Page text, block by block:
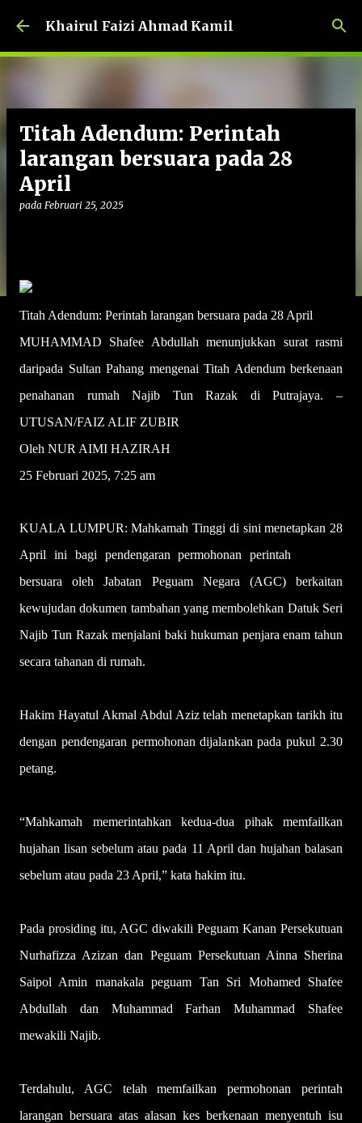
Langkau ke kandungan utama
Khairul Faizi Ahmad Kamil
Titah Adendum: Perintah
larangan bersuara pada 28
April
pada Februari 25, 2025
Titah Adendum: Perintah larangan bersuara pada 28 April
MUHAMMAD Shafee Abdullah menunjukkan surat rasmi
daripada Sultan Pahang mengenai Titah Adendum berkenaan
penahanan rumah Najib Tun Razak di Putrajaya. –
UTUSAN/FAIZ ALIF ZUBIR
Oleh NUR AIMI HAZIRAH
25 Februari 2025, 7:25 am
KUALA LUMPUR: Mahkamah Tinggi di sini menetapkan 28
April ini bagi pendengaran permohonan perintah
bersuara oleh Jabatan Peguam Negara (AGC) berkaitan
kewujudan dokumen tambahan yang membolehkan Datuk Seri
Najib Tun Razak menjalani baki hukuman penjara enam tahun
secara tahanan di rumah.
Hakim Hayatul Akmal Abdul Aziz telah menetapkan tarikh itu
dengan pendengaran permohonan dijalankan pada pukul 2.30
petang.
“Mahkamah memerintahkan kedua-dua pihak memfailkan
hujahan lisan sebelum atau pada 11 April dan hujahan balasan
sebelum atau pada 23 April,” kata hakim itu.
Pada prosiding itu, AGC diwakili Peguam Kanan Persekutuan
Nurhafizza Azizan dan Peguam Persekutuan Ainna Sherina
Saipol Amin manakala peguam Tan Sri Mohamed Shafee
Abdullah dan Muhammad Farhan Muhammad Shafee
mewakili Najib.
Terdahulu, AGC telah memfailkan permohonan perintah
larangan bersuara atas alasan kes berkenaan menyentuh isu